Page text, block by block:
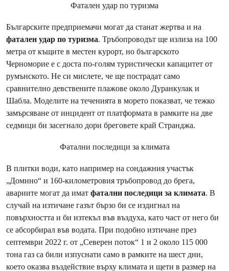
Фатален удар по туризма
Българските предприемачи могат да станат жертва и на
фатален удар по туризма. Тръбопроводът ще излиза на 100
метра от къщите в местен курорт, но българското
Черноморие е с доста по-голям туристически капацитет от
румънското. Не си мислете, че ще пострадат само
сравнително девствените плажове около Дуранкулак и
Шабла. Моделите на теченията в морето показват, че тежко
замърсяване от инцидент от платформата в рамките на две
седмици би засегнало дори бреговете край Странджа.
Фатални последици за климата
В плитки води, като например на сондажния участък
„Домино“ и 160-километровия тръбопровод до брега,
авариите могат да имат фатални последици за климата. В
случай на изтичане газът бързо би се издигнал на
повърхността и би изтекъл във въздуха, като част от него би
се абсорбирал във водата. При подобно изтичане през
септември 2022 г. от „Северен поток“ 1 и 2 около 115 000
тона газ са били изпуснати само в рамките на шест дни,
което оказва въздействие върху климата и щети в размер на